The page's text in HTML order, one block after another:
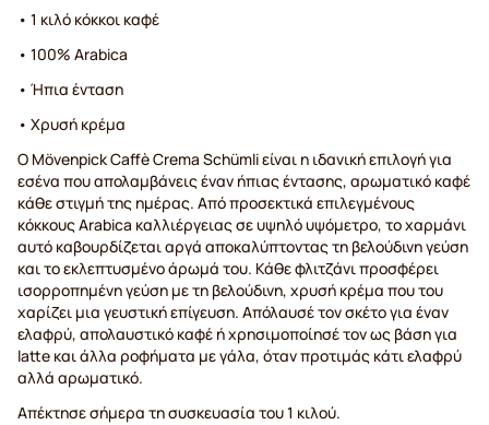
• 1 κιλό κόκκοι καφέ
• 100% Arabica
• Ήπια ένταση
• Χρυσή κρέμα
Ο Mövenpick Caffè Crema Schümli είναι η ιδανική επιλογή για
εσένα που απολαμβάνεις έναν ήπιας έντασης, αρωματικό καφέ
κάθε στιγμή της ημέρας. Από προσεκτικά επιλεγμένους
κόκκους Arabica καλλιέργειας σε υψηλό υψόμετρο, το χαρμάνι
αυτό καβουρδίζεται αργά αποκαλύπτοντας τη βελούδινη γεύση
και το εκλεπτυσμένο άρωμά του. Κάθε φλιτζάνι προσφέρει
ισορροπημένη γεύση με τη βελούδινη, χρυσή κρέμα που του
χαρίζει μια γευστική επίγευση. Απόλαυσέ τον σκέτο για έναν
ελαφρύ, απολαυστικό καφέ ή χρησιμοποίησέ τον ως βάση για
latte και άλλα ροφήματα με γάλα, όταν προτιμάς κάτι ελαφρύ
αλλά αρωματικό.
Απέκτησε σήμερα τη συσκευασία του 1 κιλού.